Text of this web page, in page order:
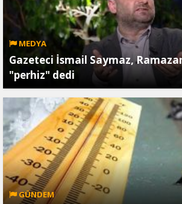
MEDYA
Gazeteci İsmail Saymaz,
"perhiz" dedi
GÜNDEM